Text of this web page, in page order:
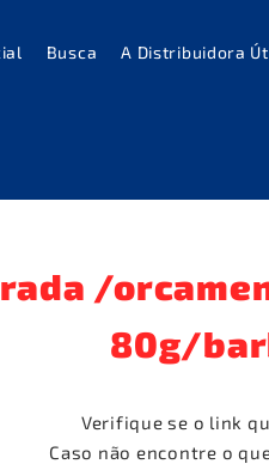
Busca A Distribuidora
/
80g/
Verifique se o link
Caso não encontre o